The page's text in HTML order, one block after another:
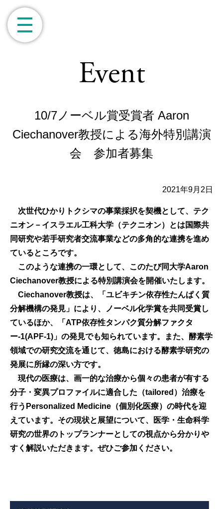
Event
10/7ノーベル賞受賞者 Aaron
Ciechanover教授による海外特別講演
会 参加者募集
2021年9月2日
次世代ひかりトクシマの事業採択を契機として、テク
ニオン－イスラエル工科大学（テクニオン）とは国際共
同研究や若手研究者交流事業などの多角的な連携を進め
ているところです。
このような連携の一環として、このたび同大学Aaron
Ciechanover教授による特別講演会を開催いたします。
Ciechanover教授は、「ユビキチン依存性たんぱく質
分解機構の発見」により、ノーベル化学賞を共同受賞し
ているほか、「ATP依存性タンパク質分解ファクタ
ー-1(APF-1)」の発見でも知られています。また、酵素学
領域での研究交流を通じて、徳島における酵素学研究の
発展に所縁の深い方です。
現代の医療は、画一的な治療から個々の患者が有する
分子・変異プロファイルに適合した（tailored）治療を
行うPersonalized Medicine（個別化医療）の時代を迎
えています。その現状と展望について、医学・生命科学
研究の世界のトップランナーとしての視点から分かりや
すく解説いただきます。ぜひご参加ください。